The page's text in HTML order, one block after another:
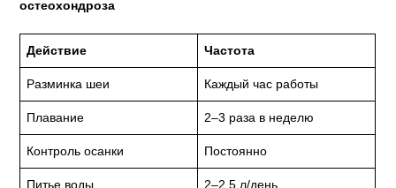
остеохондроза
Действие Частота
Разминка шеи Каждый час работы
Плавание 2–3 раза в неделю
Контроль осанки Постоянно
Питье воды 2–2,5 л/день